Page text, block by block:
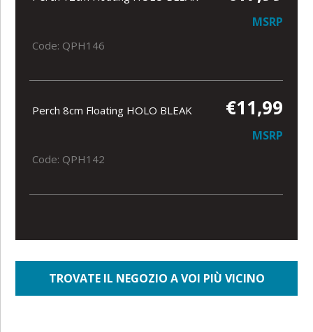
MSRP
Code: QPH146
Perch 8cm Floating HOLO BLEAK €11,99
MSRP
Code: QPH142
TROVATE IL NEGOZIO A VOI PIÙ VICINO